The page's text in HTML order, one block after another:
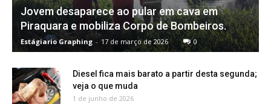
Jovem desaparece ao pular em cava em
Piraquara e mobiliza Corpo de Bombeiros.
Estágiario Graphing - 17 de março de 2026 0
Diesel fica mais barato a partir desta segunda;
veja o que muda
1 de junho de 2026